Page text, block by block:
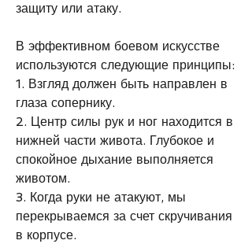
защиту или атаку.
В эффективном боевом искусстве
1. Взгляд должен быть направлен в
глаза сопернику.
2. Центр силы рук и ног находится в
нижней части живота. Глубокое и
спокойное дыхание выполняется
животом.
3. Когда руки не атакуют, мы
перекрываемся за счет скручивания
в корпусе.